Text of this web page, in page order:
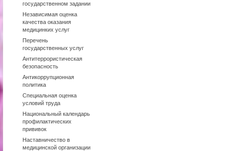
государственном задании
Независимая оценка
качества оказания
медицинких услуг
Перечень
государственных услуг
Антитеррористическая
безопасность
Антикоррупционная
политика
Специальная оценка
условий труда
Национальный календарь
профилактических
прививок
Наставничество в
медицинской организации